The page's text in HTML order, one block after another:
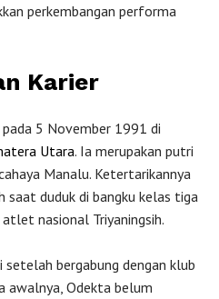
perkembangan performa
Karier
5 November 1991 di
Utara. Ia merupakan putri
Manalu. Ketertarikannya
saat duduk di bangku kelas tiga
atlet nasional Triyaningsih.
bergabung dengan klub
awalnya, Odekta belum